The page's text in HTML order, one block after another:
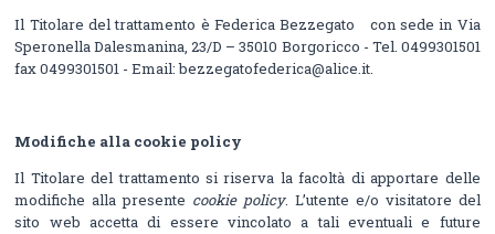
Il Titolare del trattamento è Federica Bezzegato con sede in Via
Speronella Dalesmanina, 23/D – 35010 Borgoricco - Tel. 0499301501
fax 0499301501 - Email: bezzegatofederica@alice.it.
Modifiche alla cookie policy
Il Titolare del trattamento si riserva la facoltà di apportare delle
modifiche alla presente cookie policy. L’utente e/o visitatore del
sito web accetta di essere vincolato a tali eventuali e future